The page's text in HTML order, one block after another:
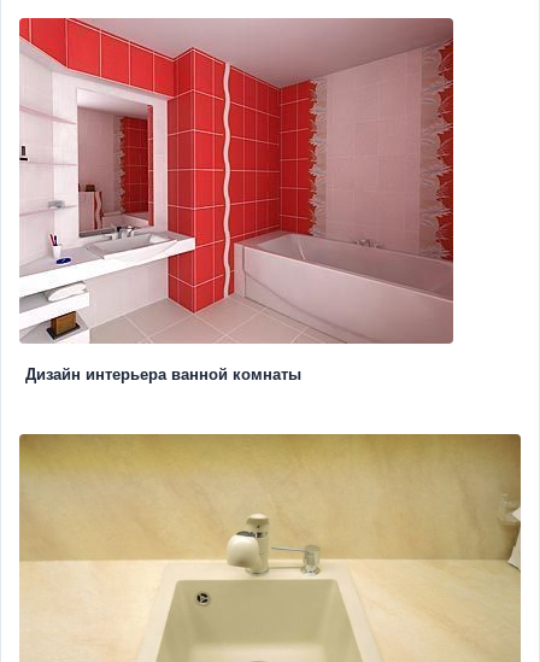
Дизайн интерьера ванной комнаты